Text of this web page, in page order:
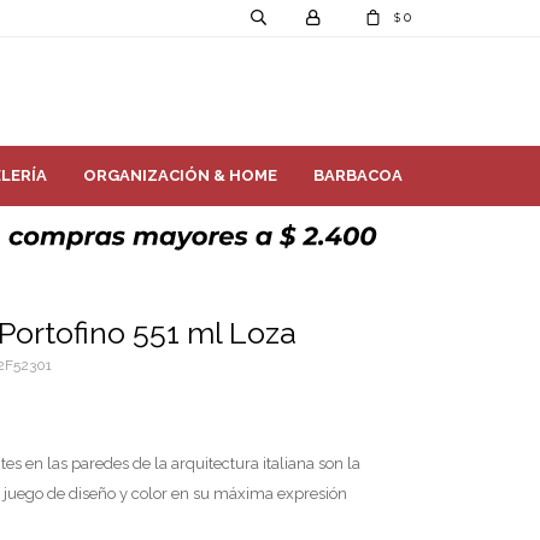
ORGANIZACIÓN & HOME BARBACOA
$ 0
551 ml Loza
en las paredes de la arquitectura italiana son la
de diseño y color en su máxima expresión